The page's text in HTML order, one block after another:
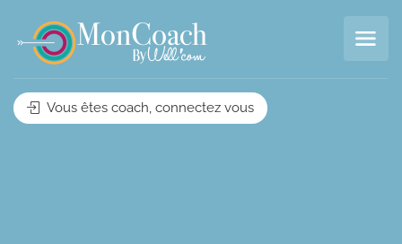
Vous êtes coach, connectez vous